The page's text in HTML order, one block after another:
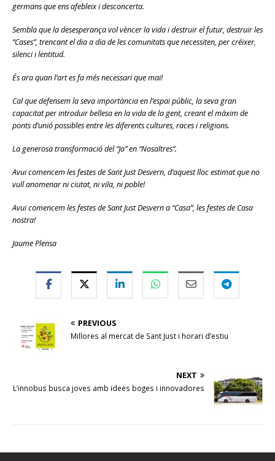
germans que ens afebleix i desconcerta.
Sembla que la desesperança vol vèncer la vida i destruir el futur, destruir les
“Cases”, trencant el dia a dia de les comunitats que necessiten, per créixer,
silenci i lentitud.
És ara quan l’art es fa més necessari que mai!
Cal que defensem la seva importància en l’espai públic, la seva gran
capacitat per introduir bellesa en la vida de la gent, creant el màxim de
ponts d’unió possibles entre les diferents cultures, races i religions.
La generosa transformació del “Jo” en “Nosaltres”.
Avui comencem les festes de Sant Just Desvern, d’aquest lloc estimat que no
vull anomenar ni ciutat, ni vila, ni poble!
Avui comencem les festes de Sant Just Desvern a “Casa”, les festes de Casa
nostra!
Jaume Plensa
PREVIOUS
Millores al mercat de Sant Just i horari d’estiu
NEXT
L’innobus busca joves amb idees boges i innovadores